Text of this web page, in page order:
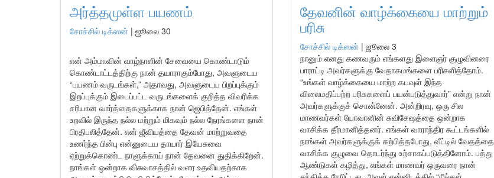
அர்த்தமுள்ள பயணம்
சோச்சில் டிக்ஸன் | ஜூலை 30
என் அம்மாவின் வாழ்நாளின் சேவையை கொண்டாடும்
கொண்டாட்டத்திற்கு நான் தயாராகும்போது, அவளுடைய
“பயணம் வருடங்கள்,” அதாவது, அவளுடைய பிறப்புக்கும்
இறப்புக்கும் இடைப்பட்ட வருடங்களைக் குறித்த விவரிக்க
சரியான வார்த்தைகளுக்காக நான் ஜெபித்தேன். எங்கள்
உறவில் இருந்த நல்ல மற்றும் மிகவும் நல்ல நேரங்களை நான்
பிரதிபலித்தேன். என் ஜீவியத்தை தேவன் மாற்றுவதை
உணர்ந்த பின்பு என்னுடைய தாயார் இயேசுவை
ஏற்றுக்கொண்ட நாளுக்காய் நான் தேவனை துதிக்கிறேன்.
நாங்கள் ஒன்றாக விசுவாசத்தில் வளர உதவியதற்காக
தேவனின் வாழ்க்கையை மாற்றும்
பரிசு
சோச்சில் டிக்ஸன் | ஜூலை 3
நானும் எனது கணவரும் எங்களது இளைஞர் குழுவினரை
பாராட்டி அவர்களுக்கு வேதாகமங்களை பரிசளித்தோம்.
“உங்கள் வாழ்க்கையை மாற்ற கடவுள் இந்த
விலைமதிப்பற்ற பரிசுகளைப் பயன்படுத்துவார்” என்று நான்
அவர்களுக்குச் சொன்னேன். அன்றிரவு, ஒரு சில
மாணவர்கள் யோவானின் சுவிசேஷத்தை ஒன்றாக
வாசிக்க தீர்மானித்தனர். எங்கள் வாராந்திர கூட்டங்களில்
நாங்கள் அவர்களுக்குக் கற்பித்தபோது, வீட்டில் வேதத்தை
வாசிக்க குழுவை தொடர்ந்து உற்சாகப்படுத்தினோம். பத்து
ஆண்டுகள் கழித்து, எங்கள் மாணவர் ஒருவரை நான்